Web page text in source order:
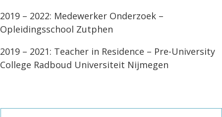
2019 – 2022: Medewerker Onderzoek –
Opleidingsschool Zutphen
2019 – 2021: Teacher in Residence – Pre-University
College Radboud Universiteit Nijmegen